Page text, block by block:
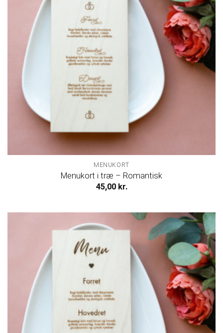
MENUKORT
Menukort i træ – Romantisk
45,00 kr.